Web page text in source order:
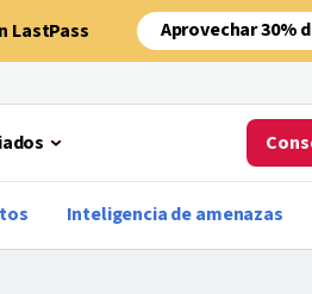
LastPass Aprovechar 30%
Inteligencia de amenazas